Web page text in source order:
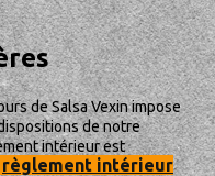
de Salsa Vexin impose
de notre
intérieur est
règlement intérieur